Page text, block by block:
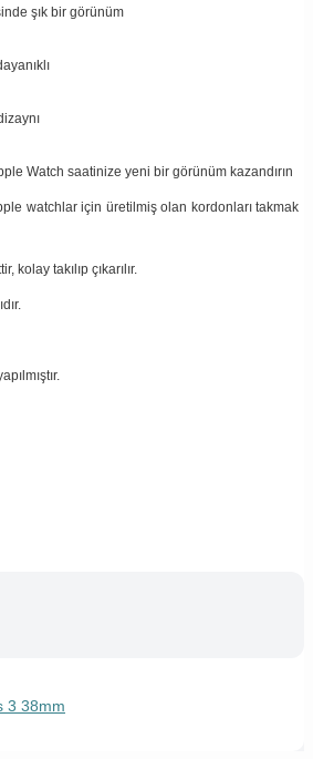
şık bir görünüm
Watch saatinize yeni bir görünüm kazandırın
watchlar için üretilmiş olan kordonları takmak
kolay takılıp çıkarılır.
3 38mm